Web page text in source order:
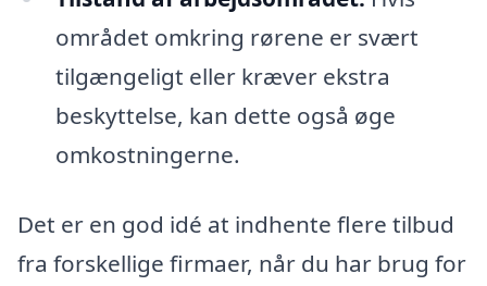
området omkring rørene er svært
tilgængeligt eller kræver ekstra
beskyttelse, kan dette også øge
omkostningerne.
Det er en god idé at indhente flere tilbud
fra forskellige firmaer, når du har brug for